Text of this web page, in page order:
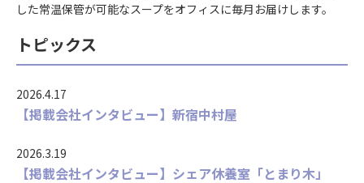
した常温保管が可能なスープをオフィスに毎月お届けします。
トピックス
2026.4.17
【掲載会社インタビュー】新宿中村屋
2026.3.19
【掲載会社インタビュー】シェア休養室「とまり木」